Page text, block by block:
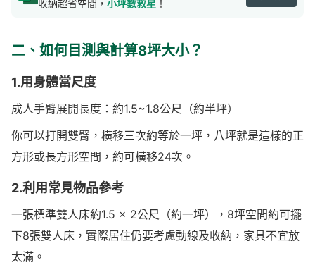
收納超省空間， 小坪數救星 ！
二、如何目測與計算8坪大小？
1.用身體當尺度
成人手臂展開長度：約1.5~1.8公尺（約半坪）
你可以打開雙臂，橫移三次約等於一坪，八坪就是這樣的正
方形或長方形空間，約可橫移24次。
2.利用常見物品參考
一張標準雙人床約1.5 × 2公尺（約一坪），8坪空間約可擺
下8張雙人床，實際居住仍要考慮動線及收納，家具不宜放
太滿。